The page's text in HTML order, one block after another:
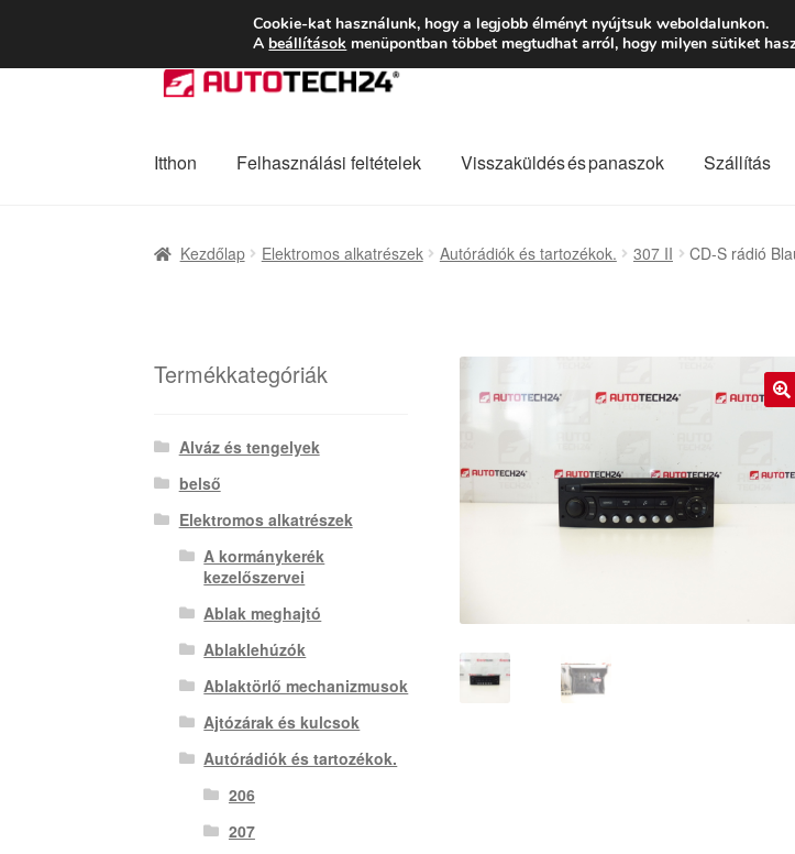
SZÁLLÍTÁS 2618 Ft-tól
Ugrás
a
Kilépés
a
Itthon Felhasználási feltételek Visszaküldés és panaszok Szállítás
Kezdőlap Elektromos alkatrészek Autórádiók és tartozékok. 307 II CD-S rádió
Termékkategóriák
Alváz és tengelyek
belső
Elektromos alkatrészek
A kormánykerék
kezelőszervei
Ablak meghajtó
Ablaklehúzók
Ablaktörlő mechanizmusok
Ajtózárak és kulcsok
Autórádiók és tartozékok.
206
207
Cookie-kat használunk, hogy a legjobb élményt nyújtsuk weboldalunkon.
A beállítások menüpontban többet megtudhat arról, hogy milyen sütiket